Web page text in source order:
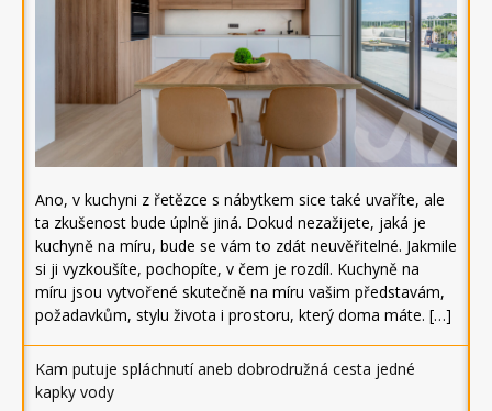
Ano, v kuchyni z řetězce s nábytkem sice také uvaříte, ale
ta zkušenost bude úplně jiná. Dokud nezažijete, jaká je
kuchyně na míru, bude se vám to zdát neuvěřitelné. Jakmile
si ji vyzkoušíte, pochopíte, v čem je rozdíl. Kuchyně na
míru jsou vytvořené skutečně na míru vašim představám,
požadavkům, stylu života i prostoru, který doma máte. […]
Kam putuje spláchnutí aneb dobrodružná cesta jedné
kapky vody